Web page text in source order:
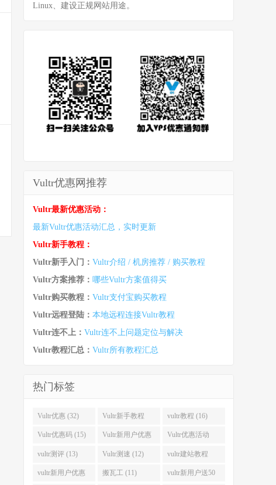
Linux、建设正规网站用途。
Vultr优惠网推荐
Vultr最新优惠活动：
最新Vultr优惠活动汇总，实时更新
Vultr新手教程：
Vultr新手入门： Vultr介绍 / 机房推荐 / 购买教程
Vultr方案推荐： 哪些Vultr方案值得买
Vultr购买教程： Vultr支付宝购买教程
Vultr远程登陆： 本地远程连接Vultr教程
Vultr连不上： Vultr连不上问题定位与解决
Vultr教程汇总： Vultr所有教程汇总
热门标签
Vultr优惠 (32) Vultr新手教程
(16)
vultr教程 (16)
Vultr优惠码 (15) Vultr新用户优惠
(14)
Vultr优惠活动
(13)
vultr测评 (13) Vultr测速 (12) vultr建站教程
(12)
vultr新用户优惠 搬瓦工 (11) vultr新用户送50